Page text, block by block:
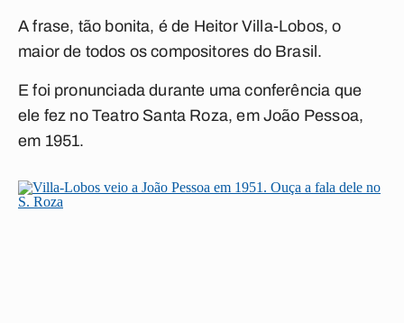
A frase, tão bonita, é de Heitor Villa-Lobos, o
maior de todos os compositores do Brasil.
E foi pronunciada durante uma conferência que
ele fez no Teatro Santa Roza, em João Pessoa,
em 1951.